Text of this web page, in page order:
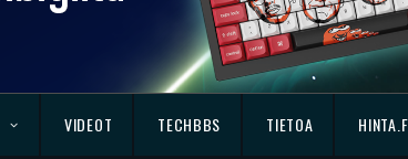
VIDEOT TECHBBS TIETOA